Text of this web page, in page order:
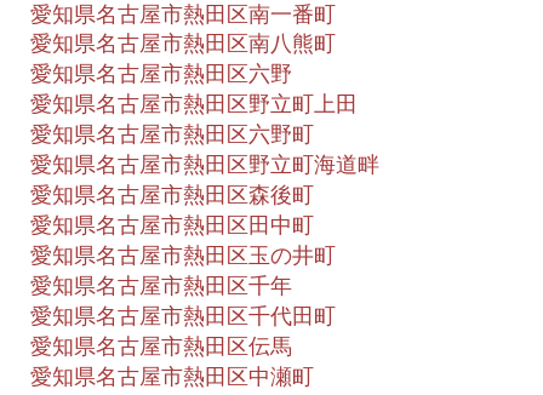
愛知県名古屋市熱田区南一番町
愛知県名古屋市熱田区南八熊町
愛知県名古屋市熱田区六野
愛知県名古屋市熱田区野立町上田
愛知県名古屋市熱田区六野町
愛知県名古屋市熱田区野立町海道畔
愛知県名古屋市熱田区森後町
愛知県名古屋市熱田区田中町
愛知県名古屋市熱田区玉の井町
愛知県名古屋市熱田区千年
愛知県名古屋市熱田区千代田町
愛知県名古屋市熱田区伝馬
愛知県名古屋市熱田区中瀬町